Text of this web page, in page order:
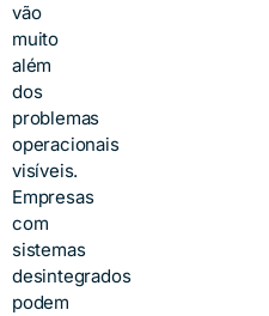
vão
muito
além
dos
problemas
operacionais
visíveis.
Empresas
com
sistemas
desintegrados
podem